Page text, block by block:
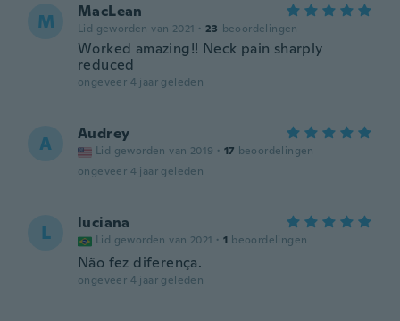
M MacLean
Lid geworden van 2021 · 23 beoordelingen
Worked amazing!! Neck pain sharply
reduced
ongeveer 4 jaar geleden
A Audrey
Lid geworden van 2019 · 17 beoordelingen
ongeveer 4 jaar geleden
L luciana
Lid geworden van 2021 · 1 beoordelingen
Não fez diferença.
ongeveer 4 jaar geleden